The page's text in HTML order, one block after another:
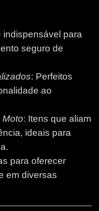
indispensável para
seguro de
: Perfeitos
ao
: Itens que aliam
ideais para
para oferecer
em diversas